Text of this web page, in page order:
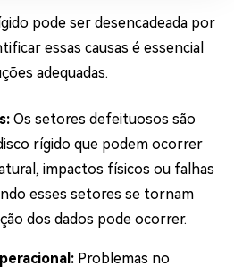
pode ser desencadeada por
essas causas é essencial
adequadas.
Os setores defeituosos são
rígido que podem ocorrer
impactos físicos ou falhas
esses setores se tornam
dos dados pode ocorrer.
Problemas no